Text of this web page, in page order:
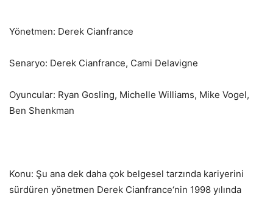
Yönetmen: Derek Cianfrance
Senaryo: Derek Cianfrance, Cami Delavigne
Oyuncular: Ryan Gosling, Michelle Williams, Mike Vogel,
Ben Shenkman
Konu: Şu ana dek daha çok belgesel tarzında kariyerini
sürdüren yönetmen Derek Cianfrance‘nin 1998 yılında